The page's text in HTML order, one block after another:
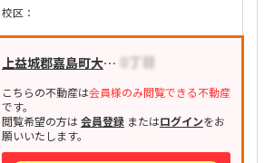
校区：
上益城郡嘉島町大字上六嘉
こちらの不動産は会員様のみ閲覧できる不動産
です。
閲覧希望の方は会員登録またはログインをお
願いいたします。